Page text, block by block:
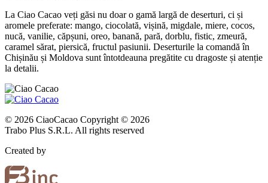
La Ciao Cacao veți găsi nu doar o gamă largă de deserturi, ci și
aromele preferate: mango, ciocolată, vișină, migdale, miere, cocos,
nucă, vanilie, căpșuni, oreo, banană, pară, dorblu, fistic, zmeură,
caramel sărat, piersică, fructul pasiunii. Deserturile la comandă în
Chișinău și Moldova sunt întotdeauna pregătite cu dragoste și atenție
la detalii.
© 2026 CiaoCacao Copyright © 2026
Trabo Plus S.R.L. All rights reserved
Created by